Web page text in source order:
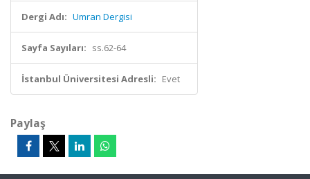
Dergi Adı: Umran Dergisi
Sayfa Sayıları: ss.62-64
İstanbul Üniversitesi Adresli: Evet
Paylaş